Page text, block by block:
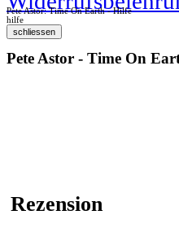
Pete Astor: Time On Earth - Hilfe
hilfe
Pete Astor - Time On
Rezension